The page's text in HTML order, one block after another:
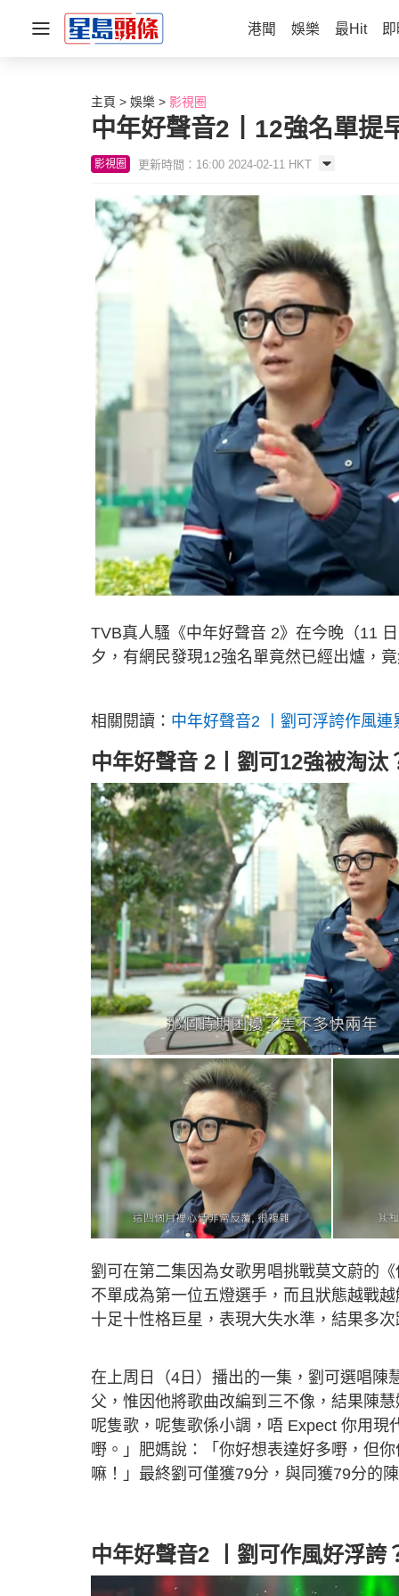
港聞 娛樂 最Hit
主頁 娛樂 影視圈
中年好聲音2丨12強名單提
影視圈 更新時間：16:00 2024-02-11 HKT
TVB真人騷《中年好聲音 2》在今晚（11
夕，有網民發現12強名單竟然已經出爐，
相關閱讀： 中年好聲音2 丨劉可浮誇作風
中年好聲音 2丨劉可12強被淘汰
劉可在第二集因為女歌男唱挑戰莫文蔚的
不單成為第一位五燈選手，而且狀態越戰
十足十性格巨星，表現大失水準，結果多
在上周日（4日）播出的一集，劉可選唱陳
父，惟因他將歌曲改編到三不像，結果陳
呢隻歌，呢隻歌係小調，唔 Expect 你用
嘢。」肥媽說：「你好想表達好多嘢，但
嘛！」最終劉可僅獲79分，與同獲79分的
中年好聲音2 丨劉可作風好浮誇